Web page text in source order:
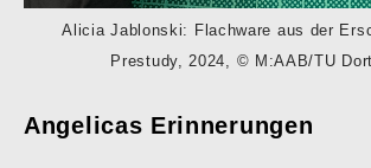
Alicia Jablonski: Flachware aus der
Prestudy, 2024, © M:AAB/TU
Angelicas Erinnerungen